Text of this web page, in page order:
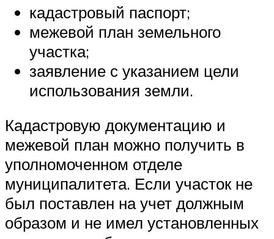
кадастровый паспорт;
межевой план земельного
участка;
заявление с указанием цели
использования земли.
Кадастровую документацию и
межевой план можно получить в
уполномоченном отделе
муниципалитета. Если участок не
был поставлен на учет должным
образом и не имел установленных